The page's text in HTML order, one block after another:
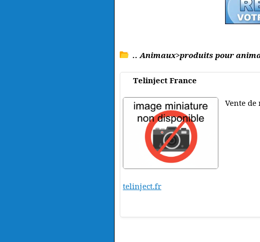
.. Animaux>produits pour
Telinject France
Vente
telinject.fr